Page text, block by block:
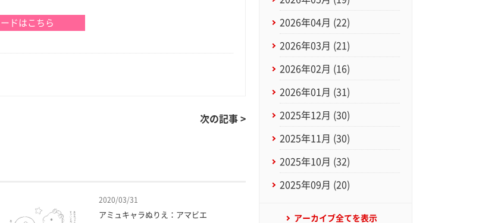
次の記事 >
2020/03/31
アミュキャラぬりえ：アマビエ
2026年04月 (22)
2026年03月 (21)
2026年02月 (16)
2026年01月 (31)
2025年12月 (30)
2025年11月 (30)
2025年10月 (32)
2025年09月 (20)
アーカイブ全てを表示